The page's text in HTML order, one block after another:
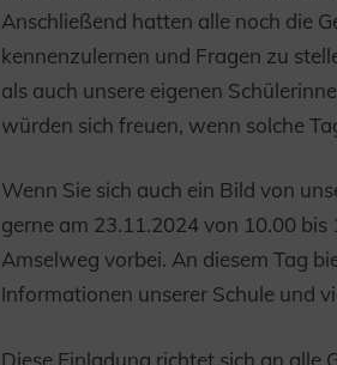
Anschließend hatten alle noch die
kennenzulernen und Fragen zu
als auch unsere eigenen
würden sich freuen, wenn solche
Wenn Sie sich auch ein Bild von
gerne am 23.11.2024 von 10.00
Amselweg vorbei. An diesem Tag
Informationen unserer Schule und
Diese Einladung richtet sich an alle